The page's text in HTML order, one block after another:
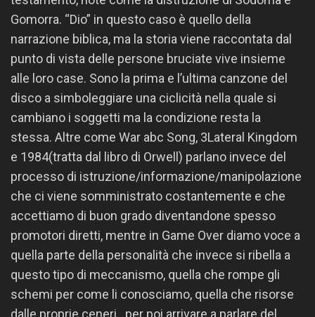
Gomorra. “Dio” in questo caso è quello della
narrazione biblica, ma la storia viene raccontata dal
punto di vista delle persone bruciate vive insieme
alle loro case. Sono la prima e l’ultima canzone del
disco a simboleggiare una ciclicità nella quale si
cambiano i soggetti ma la condizione resta la
stessa. Altre come War abc Song, 3Lateral Kingdom
e 1984(tratta dal libro di Orwell) parlano invece del
processo di istruzione/informazione/manipolazione
che ci viene somministrato costantemente e che
accettiamo di buon grado diventandone spesso
promotori diretti, mentre in Game Over diamo voce a
quella parte della personalità che invece si ribella a
questo tipo di meccanismo, quella che rompe gli
schemi per come li conosciamo, quella che risorse
dalle proprie ceneri…per poi arrivare a parlare del